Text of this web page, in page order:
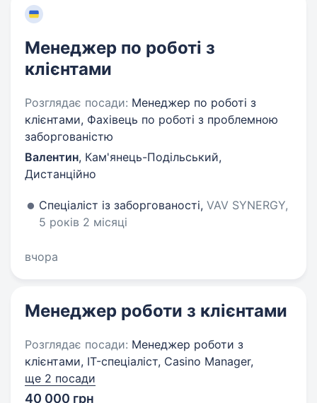
Менеджер по роботі з
клієнтами
Розглядає посади: Менеджер по роботі з
клієнтами, Фахівець по роботі з проблемною
заборгованістю
Валентин, Кам'янець-Подільський,
Дистанційно
Спеціаліст із заборгованості, VAV SYNERGY,
5 років 2 місяці
вчора
Менеджер роботи з клієнтами
Розглядає посади: Менеджер роботи з
клієнтами, IT-спеціаліст, Casino Manager,
ще 2 посади
40 000 грн